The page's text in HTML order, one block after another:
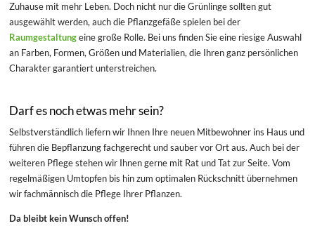
Zuhause mit mehr Leben. Doch nicht nur die Grünlinge sollten gut
ausgewählt werden, auch die Pflanzgefäße spielen bei der
Raumgestaltung eine große Rolle. Bei uns finden Sie eine riesige Auswahl
an Farben, Formen, Größen und Materialien, die Ihren ganz persönlichen
Charakter garantiert unterstreichen.
Darf es noch etwas mehr sein?
Selbstverständlich liefern wir Ihnen Ihre neuen Mitbewohner ins Haus und
führen die Bepflanzung fachgerecht und sauber vor Ort aus. Auch bei der
weiteren Pflege stehen wir Ihnen gerne mit Rat und Tat zur Seite. Vom
regelmäßigen Umtopfen bis hin zum optimalen Rückschnitt übernehmen
wir fachmännisch die Pflege Ihrer Pflanzen.
Da bleibt kein Wunsch offen!